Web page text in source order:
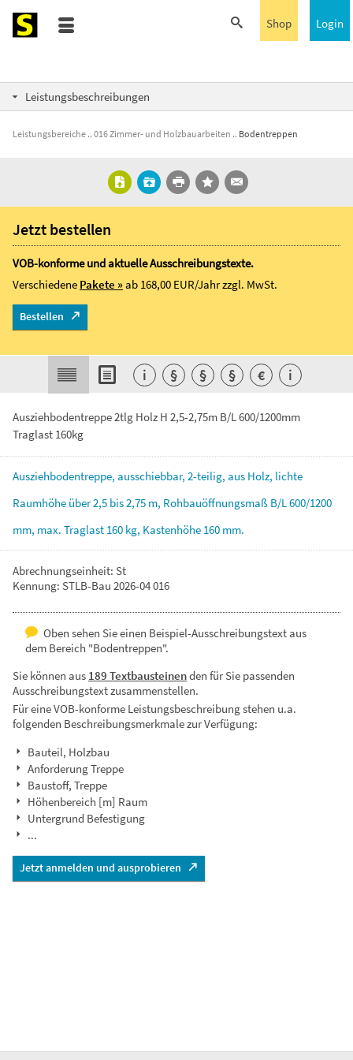
Login
Shop
Leistungsbeschreibungen
Leistungsbereiche 016 Zimmer- und Holzbauarbeiten Bodentreppen
Ausziehbodentreppe 2tlg Holz H 2,5-2,75m B/L 600/1200mm
Traglast 160kg
Ausziehbodentreppe, ausschiebbar, 2-teilig, aus Holz, lichte
Raumhöhe über2,5 bis2,75 m, Rohbauöffnungsmaß B/L600/1200
mm, max. Traglast 160 kg, Kastenhöhe 160 mm.
Abrechnungseinheit: St
Kennung: STLB-Bau 2026-04 016
Oben sehen Sie einen Beispiel-Ausschreibungstext aus
dem Bereich "Bodentreppen".
Sie können aus 189 Textbausteinenden für Sie passenden
Ausschreibungstext zusammenstellen.
Für eine VOB-konforme Leistungsbeschreibung stehen u.a.
folgenden Beschreibungsmerkmale zur Verfügung:
Bauteil, Holzbau
Anforderung Treppe
Baustoff, Treppe
Höhenbereich [m] Raum
Untergrund Befestigung
...
Jetzt anmelden und ausprobieren
Jetzt bestellen
VOB-konforme und aktuelle Ausschreibungstexte.
Verschiedene Pakete »ab 168,00 EUR/Jahrzzgl. MwSt.
Bestellen
i § § § € i